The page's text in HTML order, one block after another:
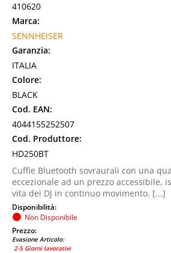
410620
Marca:
SENNHEISER
Garanzia:
ITALIA
Colore:
BLACK
Cod. EAN:
4044155252507
Cod. Produttore:
HD250BT
Cuffie Bluetooth sovraurali con una
eccezionale ad un prezzo accessibile,
vita dei DJ in continuo movimento. [...]
Disponibilità:
Non Disponibile
Prezzo:
Evasione Articolo:
2-5 Giorni lavorativi